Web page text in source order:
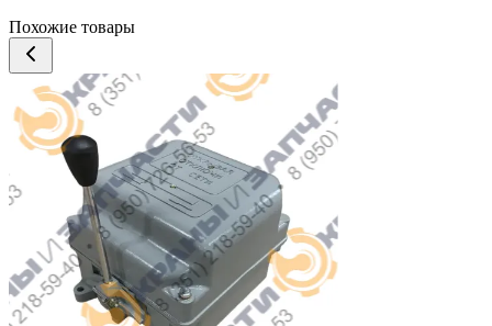
Похожие товары